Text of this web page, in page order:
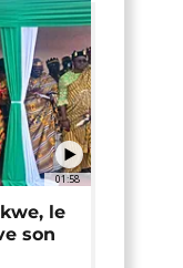
01:58
le
son